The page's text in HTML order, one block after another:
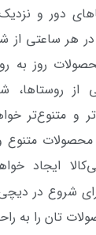
دور و نزدیک
هر ساعتی از
روز به
از
و متنوع‌تر
محصولات
ایجاد
شروع در دیچی
تان را به